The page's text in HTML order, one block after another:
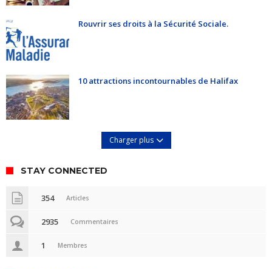
Rouvrir ses droits à la Sécurité Sociale.
10 attractions incontournables de Halifax
Charger plus
STAY CONNECTED
354 Articles
2935 Commentaires
1 Membres